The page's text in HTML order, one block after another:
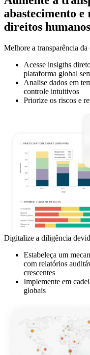
abastecimento e
direitos
Melhore a transparência da
Acesse insigths
plataforma global
Analise dados em
controle intuitivos
Priorize os riscos e
Digitalize a diligência
Estabeleça um
com relatórios
crescentes
Implemente em
globais